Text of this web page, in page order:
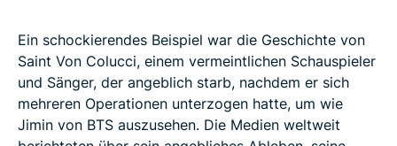
Ein schockierendes Beispiel war die Geschichte von
Saint Von Colucci, einem vermeintlichen Schauspieler
und Sänger, der angeblich starb, nachdem er sich
mehreren Operationen unterzogen hatte, um wie
Jimin von BTS auszusehen. Die Medien weltweit